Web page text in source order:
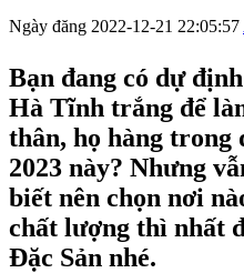
Ngày đăng 2022-12-21 22:05:57
Bạn đang có dự
Hà Tĩnh trắng để
thân, họ hàng trong
2023 này? Nhưng
biết nên chọn nơi
chất lượng thì nhất
Đặc Sản nhé.